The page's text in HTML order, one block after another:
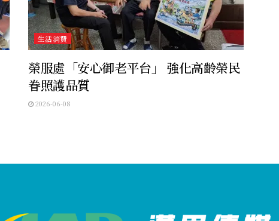
生活消費
榮服處「安心御老平台」 強化高齡榮民
眷照護品質
2026-06-08